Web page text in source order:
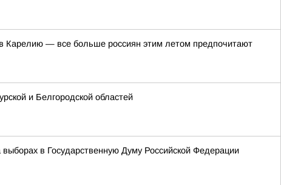
в Карелию — все больше россиян этим летом предпочитают
и Белгородской областей
в Государственную Думу Российской Федерации